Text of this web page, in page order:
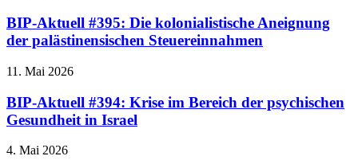
BIP-Aktuell #395: Die kolonialistische Aneignung
der palästinensischen Steuereinnahmen
11. Mai 2026
BIP-Aktuell #394: Krise im Bereich der psychischen
Gesundheit in Israel
4. Mai 2026